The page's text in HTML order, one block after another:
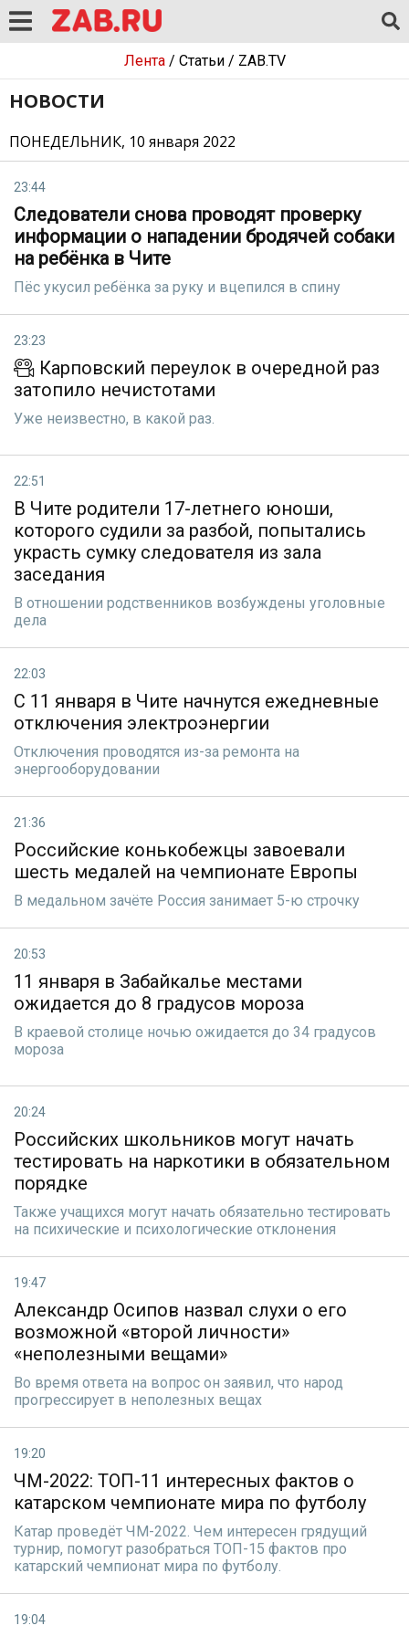
Лента/ Статьи/ ZAB.TV
НОВОСТИ
ПОНЕДЕЛЬНИК, 10 января 2022
23:44
Следователи снова проводят проверку
информации о нападении бродячей собаки
на ребёнка в Чите
Пёс укусил ребёнка за руку и вцепился в спину
23:23
Карповский переулок в очередной раз
затопило нечистотами
Уже неизвестно, в какoй раз.
22:51
В Чите родители 17-летнего юноши,
которого судили за разбой, попытались
украсть сумку следователя из зала
заседания
В отношении родственников возбуждены уголовные
дела
22:03
С 11 января в Чите начнутся ежедневные
отключения электроэнергии
Отключения проводятся из-за ремонта на
энергооборудовании
21:36
Российские конькобежцы завоевали
шесть медалей на чемпионате Европы
В медальном зачёте Россия занимает 5-ю строчку
20:53
11 января в Забайкалье местами
ожидается до 8 градусов мороза
В краевой столице ночью ожидается до 34 градусов
мороза
20:24
Российских школьников могут начать
тестировать на наркотики в обязательном
порядке
Также учащихся могут начать обязательно тестировать
на психические и психологические отклонения
19:47
Александр Осипов назвал слухи о его
возможной «второй личности»
«неполезными вещами»
Во время ответа на вопрос он заявил, что народ
прогрессирует в неполезных вещах
19:20
ЧМ-2022: ТОП-11 интересных фактов о
катарском чемпионате мира по футболу
Катар проведёт ЧМ-2022. Чем интересен грядущий
турнир, помогут разобраться ТОП-15 фактов про
катарский чемпионат мира по футболу.
19:04